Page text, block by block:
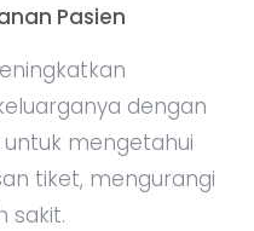
Pasien
dengan
untuk mengetahui
tiket, mengurangi
sakit.